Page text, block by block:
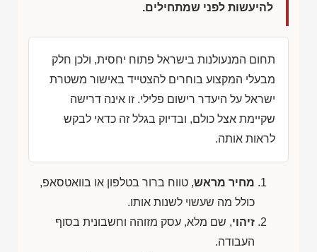
להיעשות לפני שמתחילים.
תחום המנעולנות בישראל פתוח יחסית, ולכן חלק
מבעלי המקצוע בוחרים להצטייד באישור משטרת
ישראל על היעדר רישום פלילי. זו אינה דרישה
שקיימת אצל כולם, ובדיוק בגלל זה כדאי לבקש
לראות אותה.
מחיר מראש, טווח ברור בטלפון או בוואטסאפ,
כולל מה שעשוי לשנות אותו.
זיהוי, שם מלא, עסק מזוהה וחשבונית בסוף
העבודה.